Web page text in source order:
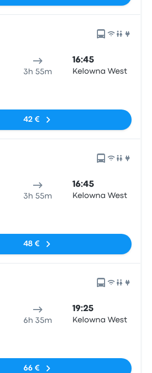
3h 55m
16:45
Kelowna West
42 €
3h 55m
16:45
Kelowna West
48 €
6h 35m
19:25
Kelowna West
66 €